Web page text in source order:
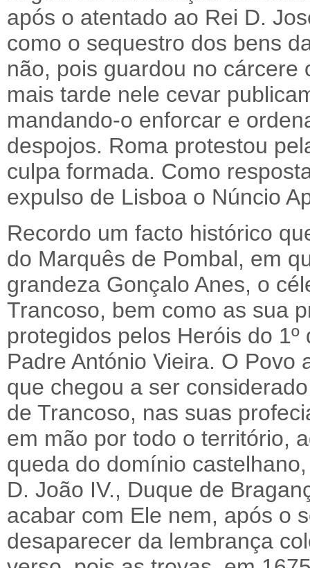
após o atentado ao Rei D.
como o sequestro dos bens
não, pois guardou no
mais tarde nele cevar
mandando-o enforcar e
despojos. Roma protestou
culpa formada. Como
expulso de Lisboa o Núncio
Recordo um facto histórico
do Marquês de Pombal, em
grandeza Gonçalo Anes, o
Trancoso, bem como as sua
protegidos pelos Heróis do
Padre António Vieira. O Povo
que chegou a ser
de Trancoso, nas suas
em mão por todo o território,
queda do domínio
D. João IV., Duque de
acabar com Ele nem, após o
desaparecer da lembrança